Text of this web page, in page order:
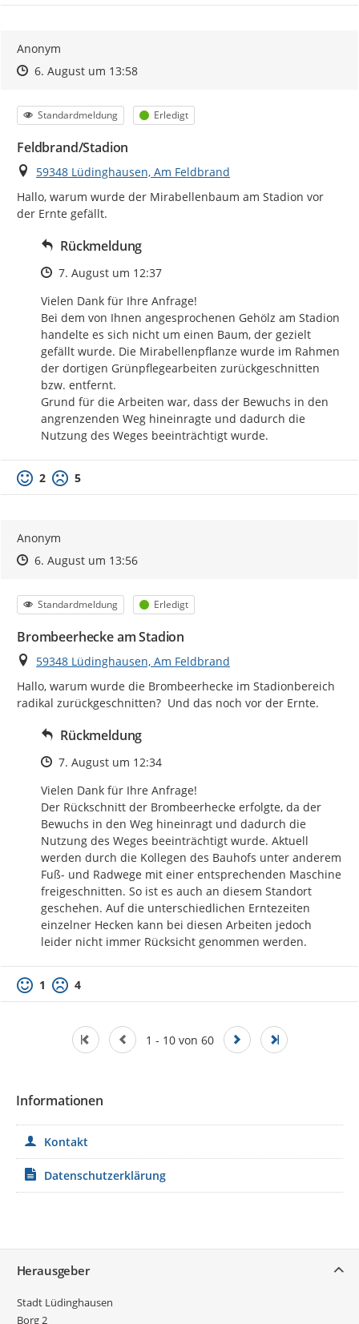
Anonym
Zeitpunkt des Erstellens
Zeitpunkt des Erstellens
6. August um 13:58Zur Äußerung
Kategorie
Standardmeldung Status
Erledigt
Feldbrand/Stadion
Ort
59348 Lüdinghausen, Am Feldbrand
Hallo, warum wurde der Mirabellenbaum am Stadion vor
der Ernte gefällt.
Rückmeldung
Zeitpunkt des Erstellens
7. August um 12:37
Vielen Dank für Ihre Anfrage!
Bei dem von Ihnen angesprochenen Gehölz am Stadion
handelte es sich nicht um einen Baum, der gezielt
gefällt wurde. Die Mirabellenpflanze wurde im Rahmen
der dortigen Grünpflegearbeiten zurückgeschnitten
bzw. entfernt.
Grund für die Arbeiten war, dass der Bewuchs in den
angrenzenden Weg hineinragte und dadurch die
Nutzung des Weges beeinträchtigt wurde.
2 5
Anonym
Zeitpunkt des Erstellens
Zeitpunkt des Erstellens
6. August um 13:56Zur Äußerung
Kategorie
Standardmeldung Status
Erledigt
Brombeerhecke am Stadion
Ort
59348 Lüdinghausen, Am Feldbrand
Hallo, warum wurde die Brombeerhecke im Stadionbereich
radikal zurückgeschnitten?  Und das noch vor der Ernte.
Rückmeldung
Zeitpunkt des Erstellens
7. August um 12:34
Vielen Dank für Ihre Anfrage!
Der Rückschnitt der Brombeerhecke erfolgte, da der
Bewuchs in den Weg hineinragt und dadurch die
Nutzung des Weges beeinträchtigt wurde. Aktuell
werden durch die Kollegen des Bauhofs unter anderem
Fuß- und Radwege mit einer entsprechenden Maschine
freigeschnitten. So ist es auch an diesem Standort
geschehen. Auf die unterschiedlichen Erntezeiten
einzelner Hecken kann bei diesen Arbeiten jedoch
leider nicht immer Rücksicht genommen werden.
1 4
1 - 10 von 60
Informationen
Kontakt
Datenschutzerklärung
Herausgeber
Stadt Lüdinghausen
Borg 2